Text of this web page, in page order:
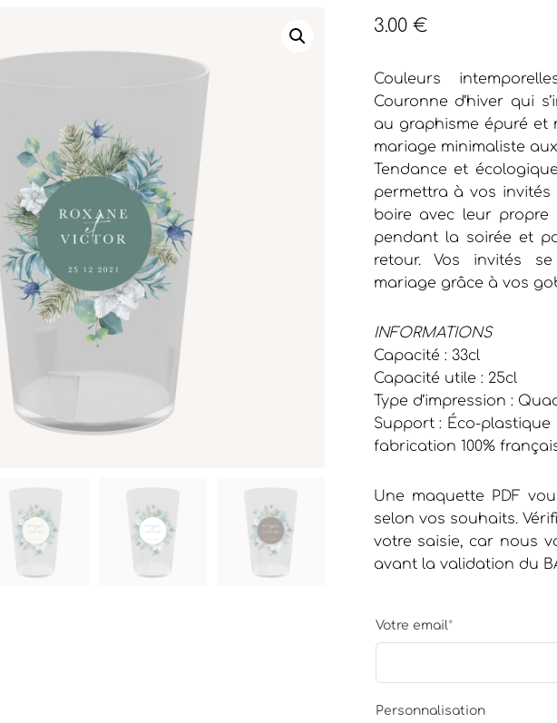
3.00 €
Couleurs
Couronne d’hiver qui
au graphisme épuré et
mariage minimaliste
Tendance et
permettra à vos
boire avec leur propre
pendant la soirée et
retour. Vos invités
mariage grâce à vos
INFORMATIONS
Capacité : 33cl
Capacité utile : 25cl
Type d’impression :
Support : Éco-
fabrication 100%
Une maquette PDF
selon vos souhaits.
votre saisie, car nous
avant la validation du
Votre email*
Personnalisation